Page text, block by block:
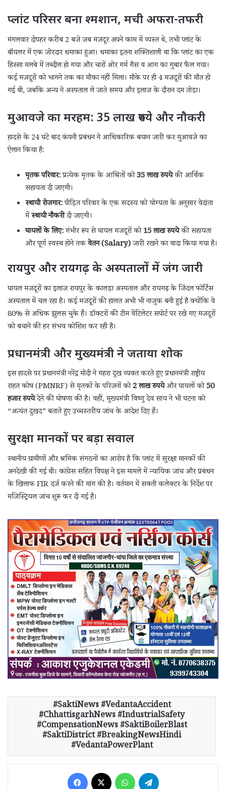
प्लांट परिसर बना श्मशान, मची अफरा-तफरी
मंगलवार दोपहर करीब 2 बजे जब मजदूर अपने काम में व्यस्त थे, तभी प्लांट के
बॉयलर में एक जोरदार धमाका हुआ। धमाका इतना शक्तिशाली था कि प्लांट का एक
हिस्सा मलबे में तब्दील हो गया और चारों ओर गर्म गैस व आग का गुबार फैल गया।
कई मजदूरों को भागने तक का मौका नहीं मिला। मौके पर ही 4 मजदूरों की मौत हो
गई थी, जबकि अन्य ने अस्पताल ले जाते समय और इलाज के दौरान दम तोड़ा।
मुआवजे का मरहम: 35 लाख रुपये और नौकरी
हादसे के 24 घंटे बाद कंपनी प्रबंधन ने आधिकारिक बयान जारी कर मुआवजे का
ऐलान किया है:
मृतक परिवार:प्रत्येक मृतक के आश्रितों को35 लाख रुपयेकी आर्थिक
सहायता दी जाएगी।
स्थायी रोजगार:पीड़ित परिवार के एक सदस्य को योग्यता के अनुसार वेदांता
मेंस्थायी नौकरीदी जाएगी।
घायलों के लिए:गंभीर रूप से घायल मजदूरों को15 लाख रुपयेकी सहायता
और पूर्ण स्वस्थ होने तकवेतन (Salary)जारी रखने का वादा किया गया है।
रायपुर और रायगढ़ के अस्पतालों में जंग जारी
घायल मजदूरों का इलाज रायपुर के कालड़ा अस्पताल और रायगढ़ के जिंदल फोर्टिस
अस्पताल में चल रहा है। कई मजदूरों की हालत अभी भी नाजुक बनी हुई है क्योंकि वे
80% से अधिक झुलस चुके हैं। डॉक्टरों की टीम वेंटिलेटर सपोर्ट पर रखे गए मजदूरों
को बचाने की हर संभव कोशिश कर रही है।
प्रधानमंत्री और मुख्यमंत्री ने जताया शोक
इस हादसे पर प्रधानमंत्री नरेंद्र मोदी ने गहरा दुख व्यक्त करते हुए प्रधानमंत्री राष्ट्रीय
राहत कोष (PMNRF) से मृतकों के परिजनों को2 लाख रुपयेऔर घायलों को50
हजार रुपयेदेने की घोषणा की है। वहीं, मुख्यमंत्री विष्णु देव साय ने भी घटना को
“अत्यंत दुखद” बताते हुए उच्चस्तरीय जांच के आदेश दिए हैं।
सुरक्षा मानकों पर बड़ा सवाल
स्थानीय ग्रामीणों और श्रमिक संगठनों का आरोप है कि प्लांट में सुरक्षा मानकों की
अनदेखी की गई थी। कांग्रेस सहित विपक्ष ने इस मामले में न्यायिक जांच और प्रबंधन
के खिलाफ FIR दर्ज करने की मांग की है। वर्तमान में सक्ती कलेक्टर के निर्देश पर
मजिस्ट्रियल जांच शुरू कर दी गई है।
SaktiNews #VedantaAccident
#ChhattisgarhNews #IndustrialSafety
#CompensationNews #SaktiBoilerBlast
#SaktiDistrict #BreakingNewsHindi
#VedantaPowerPlant
Facebook WhatsApp